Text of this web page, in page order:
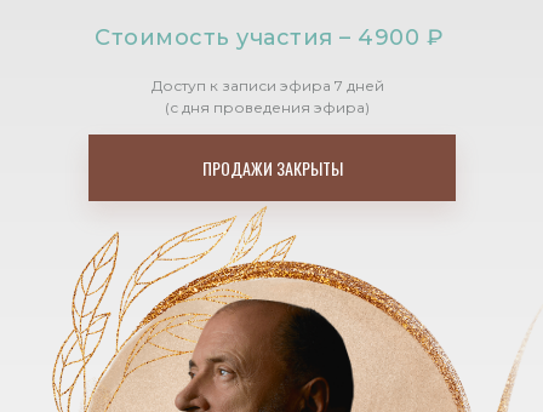
ПРОДАЖИ ЗАКРЫТЫ
Стоимость участия – 4900 ₽
Доступ к записи эфира 7 дней
(с дня проведения эфира)